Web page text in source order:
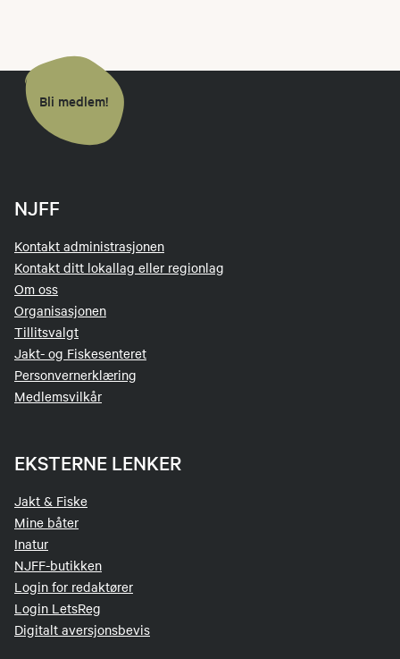
Bli medlem!
NJFF
Kontakt administrasjonen
Kontakt ditt lokallag eller regionlag
Om oss
Organisasjonen
Tillitsvalgt
Jakt- og Fiskesenteret
Personvernerklæring
Medlemsvilkår
EKSTERNE LENKER
Jakt & Fiske
Mine båter
Inatur
NJFF-butikken
Login for redaktører
Login LetsReg
Digitalt aversjonsbevis